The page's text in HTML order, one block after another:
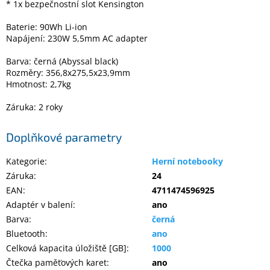
* 1x bezpečnostní slot Kensington
Baterie: 90Wh Li-ion
Napájení: 230W 5,5mm AC adapter
Barva: černá (Abyssal black)
Rozměry: 356,8x275,5x23,9mm
Hmotnost: 2,7kg
Záruka: 2 roky
Doplňkové parametry
Kategorie:
Herní notebooky
Záruka:
24
EAN:
4711474596925
Adaptér v balení:
ano
Barva:
černá
Bluetooth:
ano
Celková kapacita úložiště [GB]:
1000
Čtečka paměťových karet: ano